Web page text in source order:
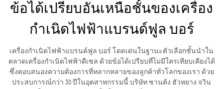
ข้อได้เปรียบอันเหนือชั้นของเครื่อง
กำเนิดไฟฟ้าแบรนด์ฟูล บอร์
เครื่องกำเนิดไฟฟ้าแบรนด์ฟูล บอร์ โดดเด่นในฐานะตัวเลือกชั้นนำใน
ตลาดเครื่องกำเนิดไฟฟ้าดีเซล ด้วยข้อได้เปรียบที่ไม่มีใครเทียบเคียงได้
ซึ่งตอบสนองความต้องการที่หลากหลายของลูกค้าทั่วโลกของเรา ด้วย
ประสบการณ์กว่า 30 ปีในอุตสาหกรรมนี้ บริษัท ซานต้ง ฮัวหยาง จวิน